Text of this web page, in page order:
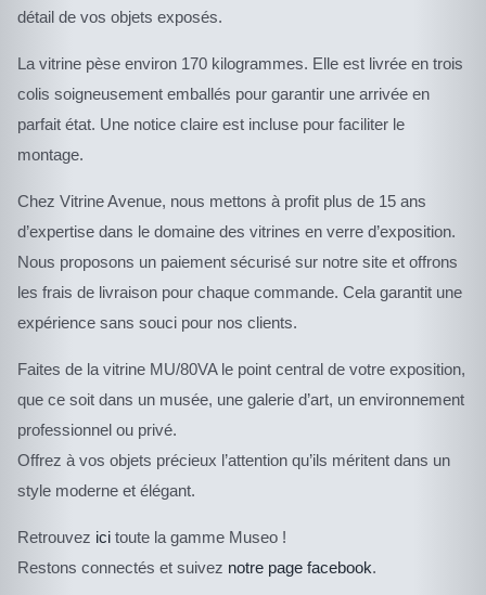
détail de vos objets exposés.
La vitrine pèse environ 170 kilogrammes. Elle est livrée en trois
colis soigneusement emballés pour garantir une arrivée en
parfait état. Une notice claire est incluse pour faciliter le
montage.
Chez Vitrine Avenue, nous mettons à profit plus de 15 ans
d’expertise dans le domaine des vitrines en verre d’exposition.
Nous proposons un paiement sécurisé sur notre site et offrons
les frais de livraison pour chaque commande. Cela garantit une
expérience sans souci pour nos clients.
Faites de la vitrine MU/80VA le point central de votre exposition,
que ce soit dans un musée, une galerie d’art, un environnement
professionnel ou privé.
Offrez à vos objets précieux l’attention qu’ils méritent dans un
style moderne et élégant.
Retrouvez icitoute la gamme Museo !
Restons connectés et suivez notre page facebook.